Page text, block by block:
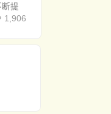
提
1,906